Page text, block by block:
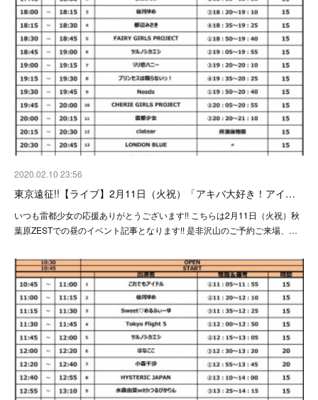
2020.02.10 23:56
東京遠征!!【ライブ】2月11日（火祝）「アキバ大好き！アイ…
いつも雷都少女の応援ありがとうございます!! こちらは2月11日（火祝）秋
葉原ZESTでの昼のイベント記事となります!! 是非沢山のご予約ご来場、…